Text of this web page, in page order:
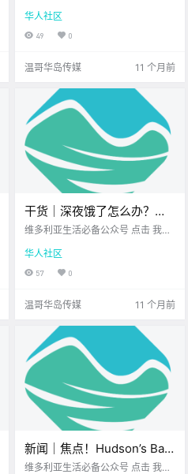
看今年有何亮点！
想一直在你身边 大家周二好呀~ 新
的一周已步入正轨 希望你元气满
华人社区
49 0
温哥华岛传媒 11 个月前
干货｜深夜饿了怎么办？维
多利亚有这些夜宵好去处！
维多利亚生活必备公众号 点击 我在
想一直在你身边 维多利亚的餐厅大
多在 晚上10点、11点就关门 但夜生
华人社区
57 0
温哥华岛传媒 11 个月前
新闻｜焦点！Hudson’s Bay
租约大战还在继续，刘伟宏
维多利亚生活必备公众号 点击 我在